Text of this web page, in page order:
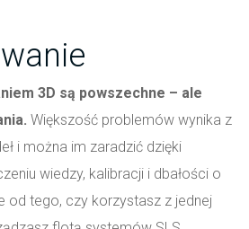
3D są powszechne – ale
Większość problemów wynika z
i można im zaradzić dzięki
wiedzy, kalibracji i dbałości o
od tego, czy korzystasz z jednej